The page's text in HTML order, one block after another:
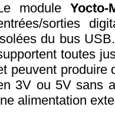
module Yocto-
sorties
du bus
toutes
peuvent produire
3V ou 5V sans
alimentation